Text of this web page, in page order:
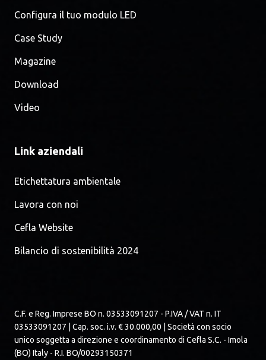
Configura il tuo modulo LED
Case Study
Magazine
Download
Video
Link aziendali
Etichettatura ambientale
Lavora con noi
Cefla Website
Bilancio di sostenibilità 2024
C.F. e Reg. Imprese BO n. 03533091207 - P.IVA / VAT n. IT
03533091207 | Cap. soc. i.v. € 30.000,00 | Società con socio
unico soggetta a direzione e coordinamento di Cefla S.C. - Imola
(BO) Italy - R.I. BO/00293150371